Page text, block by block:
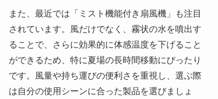
また、最近では「ミスト機能付き扇風機」も注目
されています。風だけでなく、霧状の水を噴出す
ることで、さらに効果的に体感温度を下げること
ができるため、特に夏場の長時間移動にぴったり
です。風量や持ち運びの便利さを重視し、選ぶ際
は自分の使用シーンに合った製品を選びましょ